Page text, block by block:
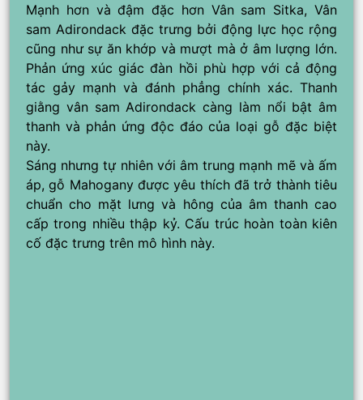
Mạnh hơn và đậm đặc hơn Vân sam Sitka, Vân
sam Adirondack đặc trưng bởi động lực học rộng
cũng như sự ăn khớp và mượt mà ở âm lượng lớn.
Phản ứng xúc giác đàn hồi phù hợp với cả động
tác gảy mạnh và đánh phẳng chính xác. Thanh
giằng vân sam Adirondack càng làm nổi bật âm
thanh và phản ứng độc đáo của loại gỗ đặc biệt
này.
Sáng nhưng tự nhiên với âm trung mạnh mẽ và ấm
áp, gỗ Mahogany được yêu thích đã trở thành tiêu
chuẩn cho mặt lưng và hông của âm thanh cao
cấp trong nhiều thập kỷ. Cấu trúc hoàn toàn kiên
cố đặc trưng trên mô hình này.